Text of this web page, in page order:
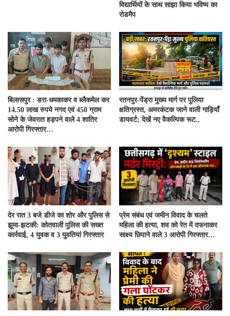
विद्यार्थियों के साथ साझा किया भविष्य का
रोडमैप
बिलासपुर : डरा-धमकाकर व ब्लैकमेल कर
14.50 लाख रुपये नगद एवं 450 ग्राम
सोने के जेवरात हड़पने वाले 4 शातिर
आरोपी गिरफ्तार…
रतनपुर-पेंड्रा मुख्य मार्ग पर पुलिया
क्षतिग्रस्त, अमरकंटक जाने वाली गाड़ियाँ
डायवर्ट; देखें नए वैकल्पिक रूट..
देर रात 3 बजे डीजे का शोर और पुलिस से
झूमा-झटकी: कोतवाली पुलिस की सख्त
कार्रवाई, 4 युवक व 3 युवतियां गिरफ्तार
प्रेम संबंध एवं जमीन विवाद के चलते
महिला की हत्या, शव को रेत में दफनाकर
साक्ष्य छिपाने वाले 3 आरोपी गिरफ्तार…